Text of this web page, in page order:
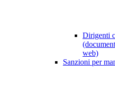
Dirigenti
web)
Sanzioni per